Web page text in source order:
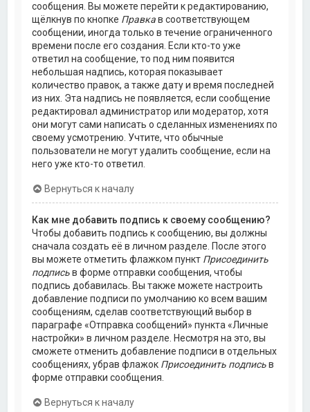
сообщения. Вы можете перейти к редактированию,
щёлкнув по кнопке Правкав соответствующем
сообщении, иногда только в течение ограниченного
времени после его создания. Если кто-то уже
ответил на сообщение, то под ним появится
небольшая надпись, которая показывает
количество правок, а также дату и время последней
из них. Эта надпись не появляется, если сообщение
редактировал администратор или модератор, хотя
они могут сами написать о сделанных изменениях по
своему усмотрению. Учтите, что обычные
пользователи не могут удалить сообщение, если на
него уже кто-то ответил.
Вернуться к началу
Как мне добавить подпись к своему сообщению?
Чтобы добавить подпись к сообщению, вы должны
сначала создать её в личном разделе. После этого
вы можете отметить флажком пункт Присоединить
подписьв форме отправки сообщения, чтобы
подпись добавилась. Вы также можете настроить
добавление подписи по умолчанию ко всем вашим
сообщениям, сделав соответствующий выбор в
параграфе «Отправка сообщений» пункта «Личные
настройки» в личном разделе. Несмотря на это, вы
сможете отменить добавление подписи в отдельных
сообщениях, убрав флажок Присоединить подписьв
форме отправки сообщения.
Вернуться к началу